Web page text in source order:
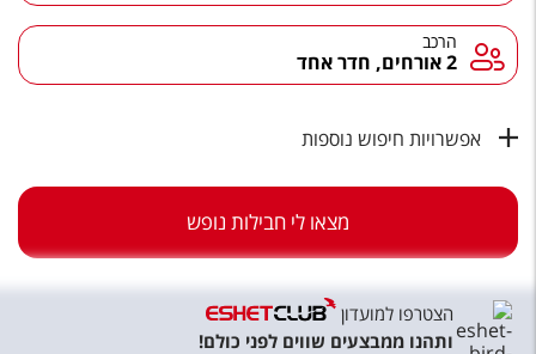
חבילות בריאות וספא
טיסות לחו"ל
מלונות בחו"ל
שירות לקוחות
הרכב הרכב
2 אורחים, חדר אחד
אפשרויות חיפוש נוספות
מצאו לי חבילות נופש
הצטרפו למועדון
ותהנו ממבצעים שווים לפני כולם!